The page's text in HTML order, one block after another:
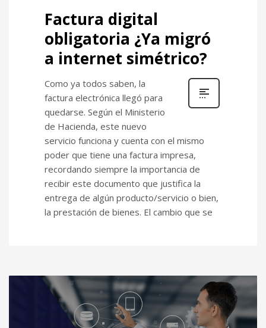
Factura digital
obligatoria ¿Ya migró
a internet simétrico?
Como ya todos saben, la
factura electrónica llegó para
quedarse. Según el Ministerio
de Hacienda, este nuevo
servicio funciona y cuenta con el mismo
poder que tiene una factura impresa,
recordando siempre la importancia de
recibir este documento que justifica la
entrega de algún producto/servicio o bien,
la prestación de bienes. El cambio que se